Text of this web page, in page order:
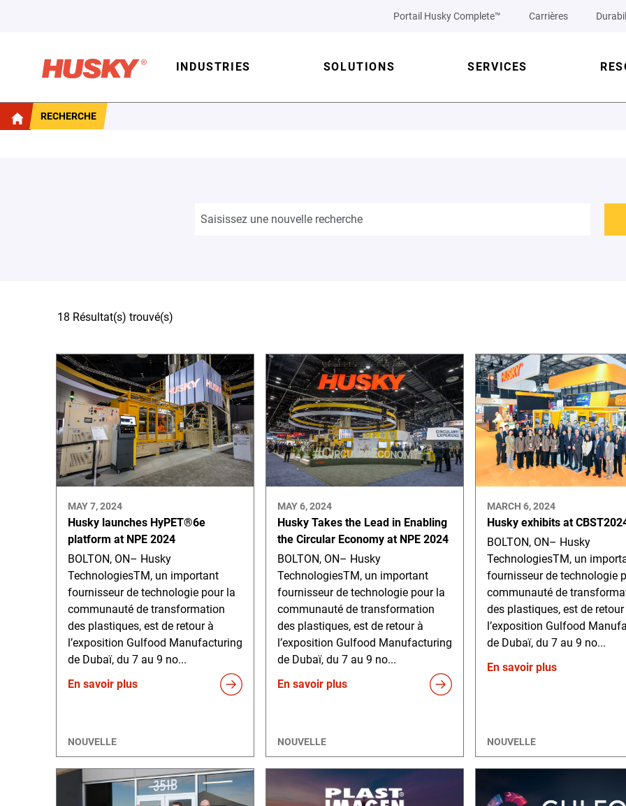
Portail Husky Complete™ Carrières
INDUSTRIES SOLUTIONS SERVICES
RECHERCHE
18 Résultat(s) trouvé(s)
MAY 7, 2024
Husky launches HyPET®6e
platform at NPE 2024
BOLTON, ON– Husky
TechnologiesTM, un important
fournisseur de technologie pour la
communauté de transformation
des plastiques, est de retour à
l’exposition Gulfood Manufacturing
de Dubaï, du 7 au 9 no...
En savoir plus
NOUVELLE
MAY 6, 2024
Husky Takes the Lead in Enabling
the Circular Economy at NPE 2024
BOLTON, ON– Husky
TechnologiesTM, un important
fournisseur de technologie pour la
communauté de transformation
des plastiques, est de retour à
l’exposition Gulfood Manufacturing
de Dubaï, du 7 au 9 no...
En savoir plus
NOUVELLE
MARCH 6, 2024
Husky exhibits at
BOLTON, ON– Husky
TechnologiesTM, un
fournisseur de technologie
communauté de
des plastiques, est de retour
l’exposition Gulfood
de Dubaï, du 7 au 9 no...
En savoir plus
NOUVELLE